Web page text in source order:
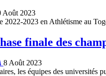
Août 2023
2022-2023 en Athlétisme au
finale des
8 Août 2023
les équipes des universités